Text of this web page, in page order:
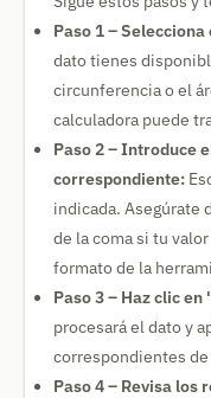
Paso 1 –
dato tienes
circunferencia o el
calculadora puede
Paso 2 – Introduce
correspondiente:
indicada. Asegúrate
de la coma si tu
formato de la
Paso 3 – Haz clic
procesará el dato y
correspondientes
Paso 4 – Revisa los